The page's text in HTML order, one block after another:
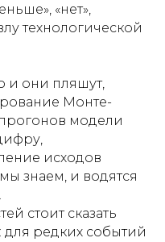
«нет»,
технологической
и они пляшут,
Монте-
модели
исходов
знаем, и водятся
стоит сказать
для редких событий